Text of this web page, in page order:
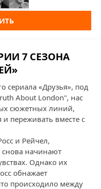
7 СЕЗОНА
сериала «Друзья», под
About London", нас
сюжетных линий,
и переживать вместе с
и Рейчел,
снова начинают
Однако их
обнажает
происходило между